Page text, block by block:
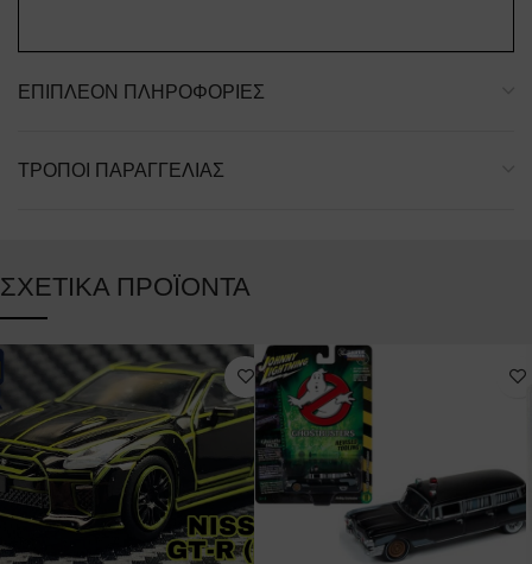
ΕΠΙΠΛΈΟΝ ΠΛΗΡΟΦΟΡΊΕΣ
ΤΡΌΠΟΙ ΠΑΡΑΓΓΕΛΊΑΣ
ΣΧΕΤΙΚΆ ΠΡΟΪΌΝΤΑ